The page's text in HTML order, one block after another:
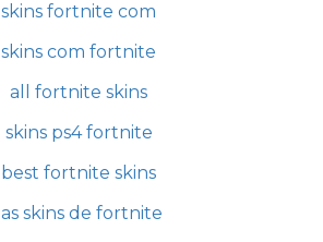
skins fortnite com
skins com fortnite
all fortnite skins
skins ps4 fortnite
best fortnite skins
las skins de fortnite